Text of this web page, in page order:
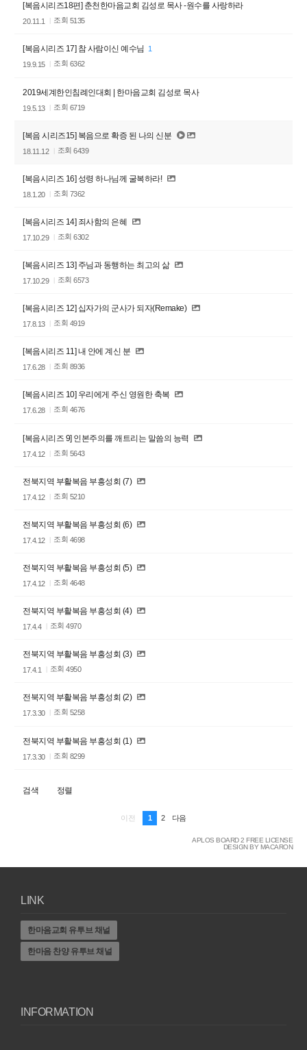
[복음시리즈18편] 춘천한마음교회 김성로 목사 -원수를 사랑하라
20.11.1 조회 5135
[복음시리즈 17] 참 사람이신 예수님
1
19.9.15
조회 6362
2019세계한인침례인대회 | 한마음교회 김성로 목사
19.5.13 조회 6719
[복음 시리즈15] 복음으로 확증 된 나의 신분
18.11.12 조회6439
[복음시리즈 16] 성령 하나님께 굴복하라!
18.1.20 조회 7362
[복음시리즈 14] 죄사함의 은혜
17.10.29 조회6302
[복음시리즈 13] 주님과 동행하는 최고의 삶
17.10.29 조회6573
[복음시리즈 12] 십자가의 군사가 되자(Remake)
17.8.13 조회 4919
[복음시리즈 11] 내 안에 계신 분
17.6.28 조회 8936
[복음시리즈 10] 우리에게 주신 영원한 축복
17.6.28 조회 4676
[복음시리즈 9] 인본주의를 깨트리는 말씀의 능력
17.4.12 조회 5643
전북지역 부활복음 부흥성회 (7)
17.4.12 조회 5210
전북지역 부활복음 부흥성회 (6)
17.4.12 조회 4698
전북지역 부활복음 부흥성회 (5)
17.4.12 조회 4648
전북지역 부활복음 부흥성회 (4)
17.4.4 조회4970
전북지역 부활복음 부흥성회 (3)
17.4.1 조회4950
전북지역 부활복음 부흥성회 (2)
17.3.30 조회 5258
전북지역 부활복음 부흥성회 (1)
17.3.30 조회 8299
검색 정렬
이전 1 2 다음
APLOS BOARD 2 FREE LICENSE
DESIGN BY MACARON
LINK
한마음교회 유투브 채널
한마음 찬양 유투브 채널
INFORMATION